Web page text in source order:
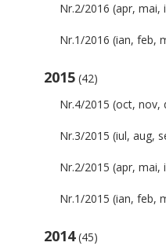
Nr.2/2016 (apr, mai,
Nr.1/2016 (ian, feb,
2015 (42)
Nr.4/2015 (oct, nov,
Nr.3/2015 (iul, aug,
Nr.2/2015 (apr, mai,
Nr.1/2015 (ian, feb,
2014(45)